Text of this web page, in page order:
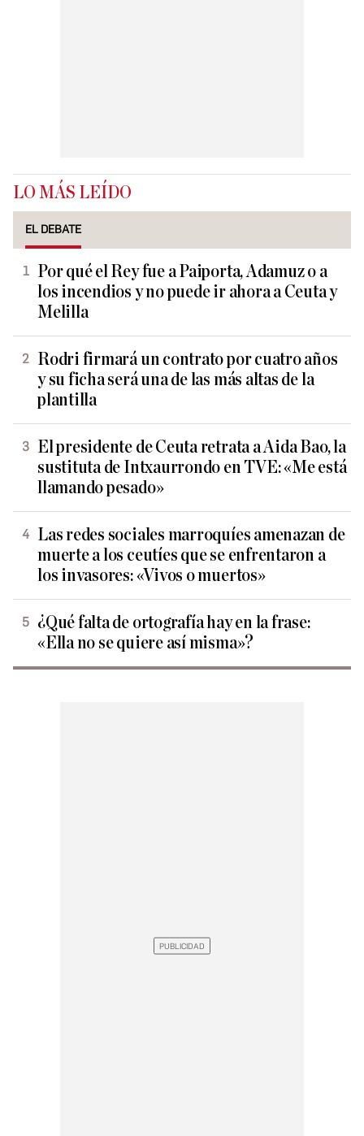
LO MÁS LEÍDO
EL DEBATE
Por qué el Rey fue a Paiporta, Adamuz o a
los incendios y no puede ir ahora a Ceuta y
Melilla
Rodri firmará un contrato por cuatro años
y su ficha será una de las más altas de la
plantilla
El presidente de Ceuta retrata a Aida Bao, la
sustituta de Intxaurrondo en TVE: «Me está
llamando pesado»
Las redes sociales marroquíes amenazan de
muerte a los ceutíes que se enfrentaron a
los invasores: «Vivos o muertos»
¿Qué falta de ortografía hay en la frase:
«Ella no se quiere así misma»?